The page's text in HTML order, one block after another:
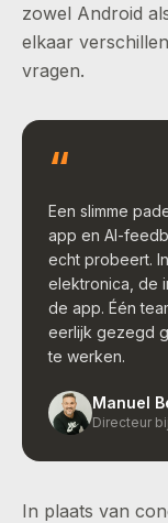
zowel Android
elkaar
vragen.
“
Een slimme
app en AI-
echt probeert.
elektronica, de
de app. Één
eerlijk gezegd
te werken.
Manuel
Directeur
In plaats van